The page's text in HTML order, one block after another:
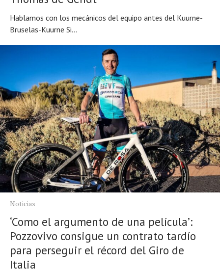
Hablamos con los mecánicos del equipo antes del Kuurne-
Bruselas-Kuurne Si...
Noticias
‘Como el argumento de una película’:
Pozzovivo consigue un contrato tardío
para perseguir el récord del Giro de
Italia